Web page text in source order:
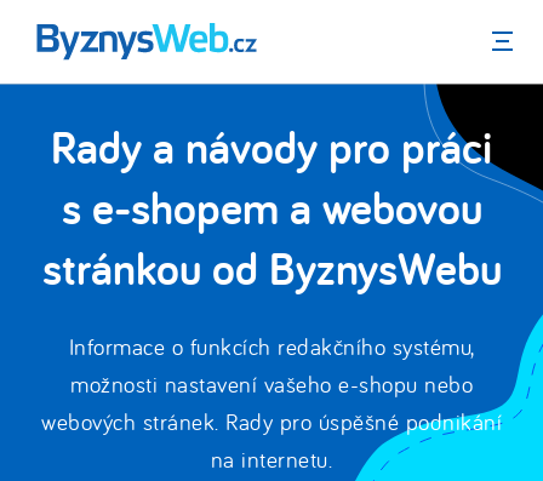
Menu
Rady a návody pro práci
s e-shopem a webovou
stránkou od ByznysWebu
Informace o funkcích redakčního systému,
možnosti nastavení vašeho e-shopu nebo
webových stránek. Rady pro úspěšné podnikání
na internetu.